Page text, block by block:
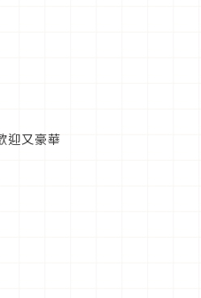
迎又豪華